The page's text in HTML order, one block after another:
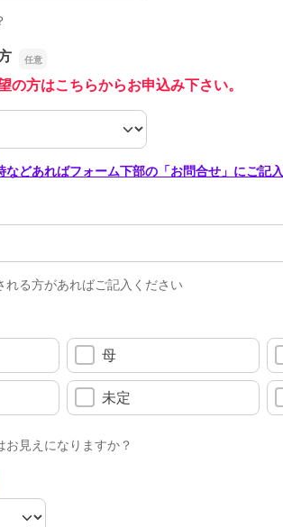
の方はこちらからお申込み下さい。
どあればフォーム下部の「お問合せ」にご記入
る方があればご記入ください
母
未定
見えになりますか？